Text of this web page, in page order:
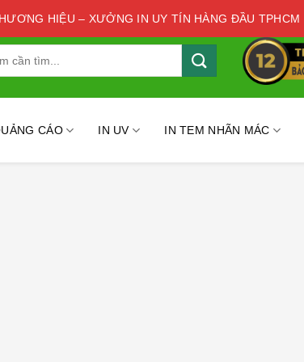
HIỆU – XƯỞNG IN UY TÍN HÀNG ĐẦU TPHCM
CÁO IN UV IN TEM NHÃN MÁC